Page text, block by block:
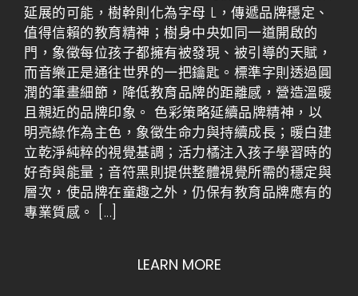
延展的可能，樹幹則化為字母 L，傳遞品牌穩定、
值得信賴的教育精神；樹身中央如同一道開啟的
門，象徵每位孩子都擁有被發現、被引導的天賦，
而音樂正是通往世界的一把鑰匙。標準字則透過圓
潤的筆畫細節，降低教育品牌的距離感，營造溫暖
且親近的品牌印象。 色彩策略延續品牌精神，以
明亮綠作為主色，象徵生命力與持續成長；暖白建
立乾淨純粹的視覺基調；活力橘注入孩子學習時的
好奇與能量；音符黑則提供整體視覺所需的穩定與
層次，使品牌在童趣之外，仍保有教育品牌應有的
專業質感。
[...]
LEARN MORE